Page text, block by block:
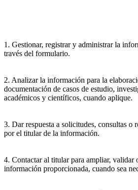
1. Gestionar, registrar y administrar la
través del formulario.
2. Analizar la información para la
documentación de casos de estudio,
académicos y científicos, cuando aplique.
3. Dar respuesta a solicitudes, consultas o
por el titular de la información.
4. Contactar al titular para ampliar, validar
información proporcionada, cuando sea